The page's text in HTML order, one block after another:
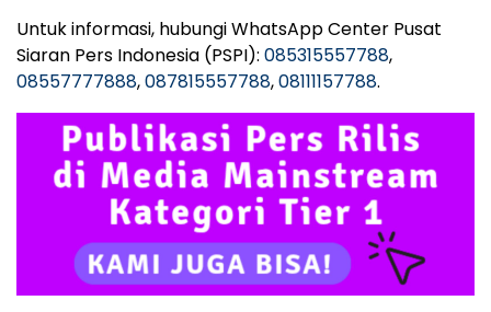
Untuk informasi, hubungi WhatsApp Center Pusat
Siaran Pers Indonesia (PSPI): 085315557788,
08557777888,087815557788,08111157788.